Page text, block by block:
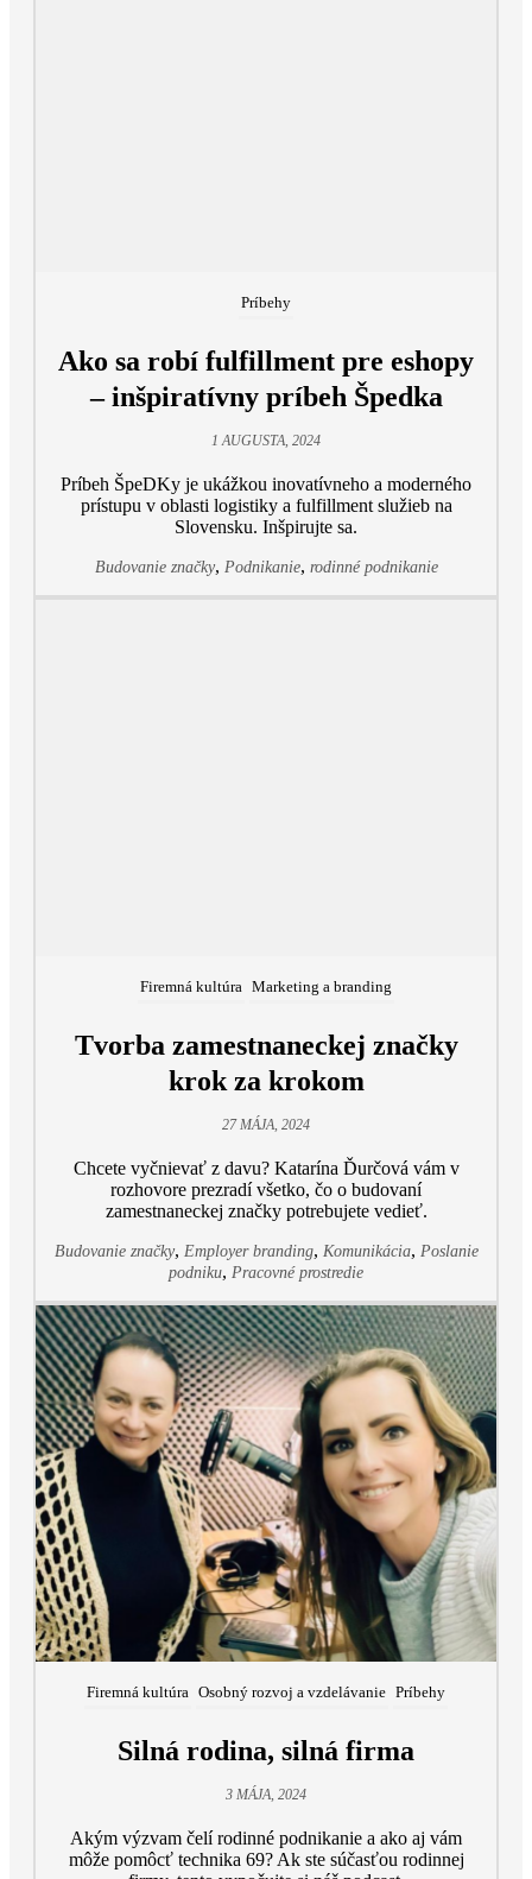
Príbehy
Ako sa robí fulfillment pre eshopy
– inšpiratívny príbeh Špedka
1 AUGUSTA, 2024
Príbeh ŠpeDKy je ukážkou inovatívneho a moderného
prístupu v oblasti logistiky a fulfillment služieb na
Slovensku. Inšpirujte sa.
Budovanie značky, Podnikanie, rodinné podnikanie
Firemná kultúra Marketing a branding
Tvorba zamestnaneckej značky
krok za krokom
27 MÁJA, 2024
Chcete vyčnievať z davu? Katarína Ďurčová vám v
rozhovore prezradí všetko, čo o budovaní
zamestnaneckej značky potrebujete vedieť.
Budovanie značky, Employer branding, Komunikácia, Poslanie
podniku, Pracovné prostredie
Firemná kultúra Osobný rozvoj a vzdelávanie Príbehy
Silná rodina, silná firma
3 MÁJA, 2024
Akým výzvam čelí rodinné podnikanie a ako aj vám
môže pomôcť technika 69? Ak ste súčasťou rodinnej